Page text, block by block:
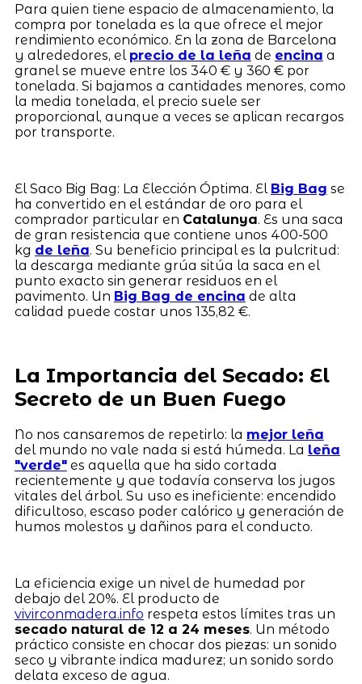
Para quien tiene espacio de almacenamiento, la
compra por tonelada es la que ofrece el mejor
rendimiento económico. En la zona de Barcelona
y alrededores, el precio de la leña de encina a
granel se mueve entre los 340 € y 360 € por
tonelada. Si bajamos a cantidades menores, como
la media tonelada, el precio suele ser
proporcional, aunque a veces se aplican recargos
por transporte.
El Saco Big Bag: La Elección Óptima. El Big Bag se
ha convertido en el estándar de oro para el
comprador particular en Catalunya. Es una saca
de gran resistencia que contiene unos 400-500
kg de leña. Su beneficio principal es la pulcritud:
la descarga mediante grúa sitúa la saca en el
punto exacto sin generar residuos en el
pavimento. Un Big Bag de encina de alta
calidad puede costar unos 135,82 €.
La Importancia del Secado: El
Secreto de un Buen Fuego
No nos cansaremos de repetirlo: la mejor leña
del mundo no vale nada si está húmeda. La leña
"verde"es aquella que ha sido cortada
recientemente y que todavía conserva los jugos
vitales del árbol. Su uso es ineficiente: encendido
dificultoso, escaso poder calórico y generación de
humos molestos y dañinos para el conducto.
La eficiencia exige un nivel de humedad por
debajo del 20%. El producto de
vivirconmadera.info respeta estos límites tras un
secado natural de 12 a 24 meses. Un método
práctico consiste en chocar dos piezas: un sonido
seco y vibrante indica madurez; un sonido sordo
delata exceso de agua.